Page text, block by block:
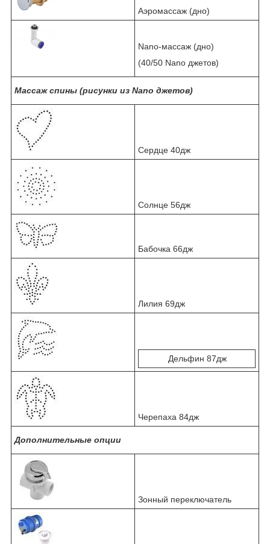
Аэромассаж (дно)
Nano-массаж (дно)
(40/50 Nano джетов)
Массаж спины (рисунки из Nano джетов)
Сердце 40дж
Солнце 56дж
Бабочка 66дж
Лилия 69дж
Дельфин 87дж
Черепаха 84дж
Дополнительные опции
Зонный переключатель